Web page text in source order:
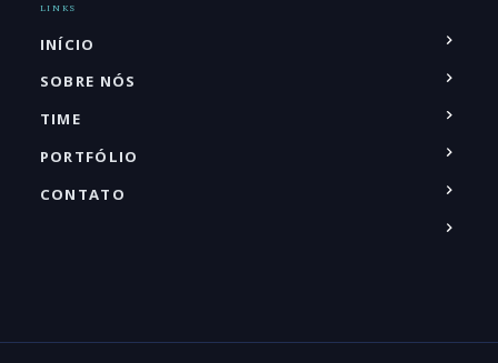
LINKS
INÍCIO
SOBRE NÓS
TIME
PORTFÓLIO
CONTATO